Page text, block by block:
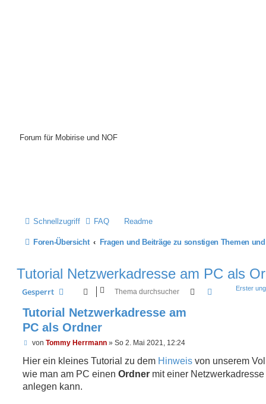
Forum für Mobirise und NOF
Schnellzugriff FAQ Readme
Foren-Übersicht Fragen und Beiträge zu sonstigen Themen
Tutorial Netzwerkadresse am PC als
Gesperrt Suche Erweiterte
Erster
Tutorial Netzwerkadresse am
PC als Ordner
U
g
l
e
s
von Tommy Herrmann» So 2. Mai 2021, 12:24
Hier ein kleines Tutorial zu dem Hinweis von unserem
wie man am PC einen Ordner mit einer Netzwerkadresse
anlegen kann.